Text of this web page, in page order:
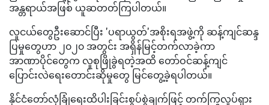
အန္တရာယ်အဖြစ် ယူဆတတ်ကြပါတယ်။
လူငယ်တွေဦးဆောင်ပြီး 'ပရာယွတ်'အစိုးရအဖွဲ့ကို ဆန့်ကျင်ဆန္ဒ
ပြမှုတွေဟာ ၂၀၂၀ အတွင်း အရှိန်မြင့်တက်လာခဲ့ကာ
အာဏာပိုင်တွေက လူစုဖြိုခွဲရတဲ့အထိ တော်ဝင်ဆန့်ကျင်
ပြောင်းလဲရေးတောင်းဆိုမှုတွေ မြင်တွေ့ခဲ့ရပါတယ်။
နိုင်ငံတော်လုံခြုံရေးထိပါးခြင်းစွပ်စွဲချက်ဖြင့် တက်ကြွလှုပ်ရှား